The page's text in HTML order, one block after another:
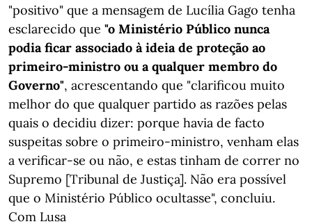
"positivo" que a mensagem de Lucília Gago tenha
esclarecido que "o Ministério Público nunca
podia ficar associado à ideia de proteção ao
primeiro-ministro ou a qualquer membro do
Governo", acrescentando que "clarificou muito
melhor do que qualquer partido as razões pelas
quais o decidiu dizer: porque havia de facto
suspeitas sobre o primeiro-ministro, venham elas
a verificar-se ou não, e estas tinham de correr no
Supremo [Tribunal de Justiça]. Não era possível
que o Ministério Público ocultasse", concluiu.
Com Lusa